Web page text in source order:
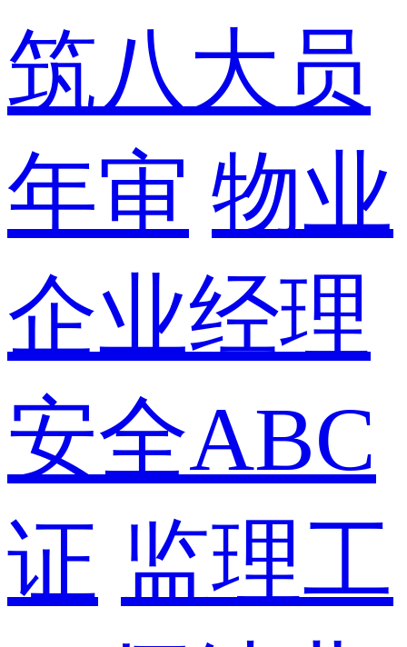
筑八大员
年审 物业
企业经理
安全ABC
证 监理工